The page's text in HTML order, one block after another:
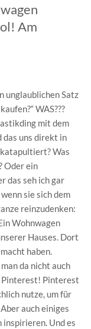
Am
unglaublichen Satz
WAS???
mit dem
uns direkt in
Was
Oder ein
das seh ich gar
sie sich dem
reinzudenken:
Wohnwagen
Hauses. Dort
haben.
da nicht auch
Pinterest! Pinterest
nutze, um für
auch einiges
Und es